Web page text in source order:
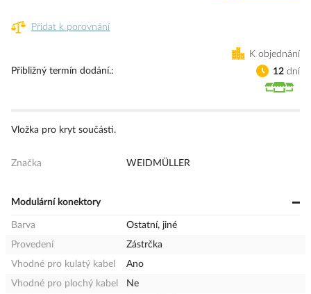
Přidat k porovnání
K objednání
Přibližný termín dodání.
12 dní
Vložka pro kryt součásti.
Značka WEIDMÜLLER
Modulární konektory
Barva
Ostatní, jiné
Provedení
Zástrčka
Vhodné pro kulatý kabel
Ano
Vhodné pro plochý kabel
Ne